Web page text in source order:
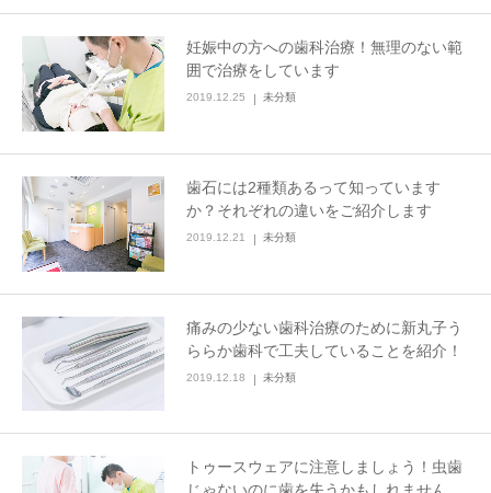
妊娠中の方への歯科治療！無理のない範
囲で治療をしています
2019.12.25 未分類
歯石には2種類あるって知っています
か？それぞれの違いをご紹介します
2019.12.21 未分類
痛みの少ない歯科治療のために新丸子う
ららか歯科で工夫していることを紹介！
2019.12.18 未分類
トゥースウェアに注意しましょう！虫歯